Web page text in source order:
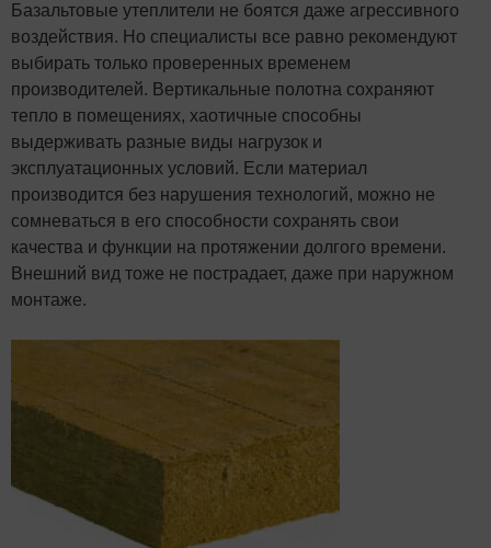
Базальтовые утеплители не боятся даже агрессивного
воздействия. Но специалисты все равно рекомендуют
выбирать только проверенных временем
производителей. Вертикальные полотна сохраняют
тепло в помещениях, хаотичные способны
выдерживать разные виды нагрузок и
эксплуатационных условий. Если материал
производится без нарушения технологий, можно не
сомневаться в его способности сохранять свои
качества и функции на протяжении долгого времени.
Внешний вид тоже не пострадает, даже при наружном
монтаже.